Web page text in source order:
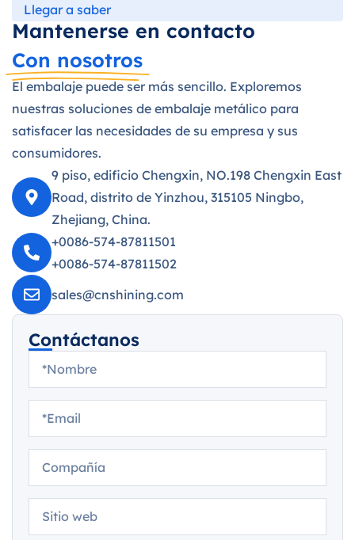
Llegar a saber
Mantenerse en contacto
Con nosotros
El embalaje puede ser más sencillo. Exploremos
nuestras soluciones de embalaje metálico para
satisfacer las necesidades de su empresa y sus
consumidores.
9 piso, edificio Chengxin, NO.198 Chengxin East
Road, distrito de Yinzhou, 315105 Ningbo,
Zhejiang, China.
+0086-574-87811501
+0086-574-87811502
sales@cnshining.com
Contáctanos